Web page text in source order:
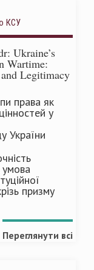
КСУ
Ukraine’s
Wartime:
Legitimacy
права як
у
України
умова
призму
Переглянути всі